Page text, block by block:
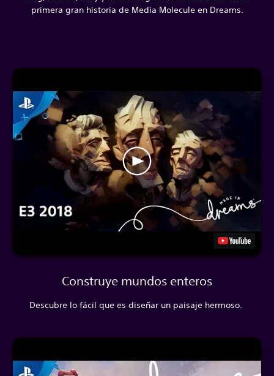
primera gran historia de Media Molecule en Dreams.
Construye mundos enteros
Descubre lo fácil que es diseñar un paisaje hermoso.